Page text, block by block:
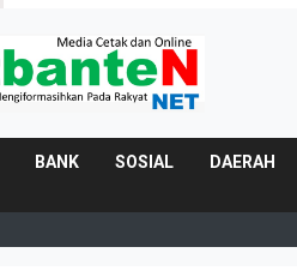
BANK SOSIAL DAERAH